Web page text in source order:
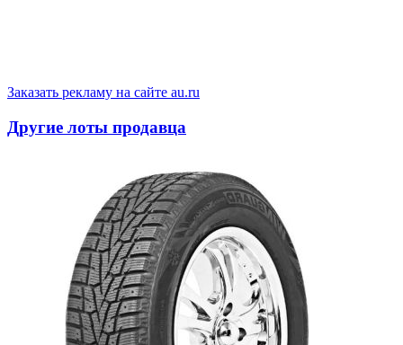
Заказать рекламу на сайте au.ru
Другие лоты продавца